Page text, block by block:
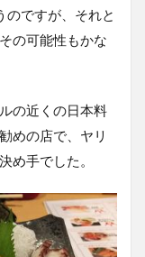
のですが、それと
の可能性もかな
の近くの日本料
めの店で、ヤリ
め手でした。